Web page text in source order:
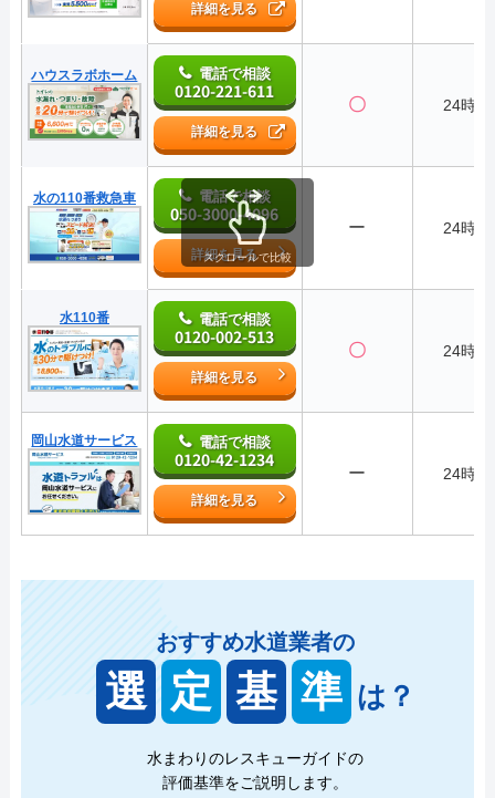
詳細を見る
ハウスラボホーム 電話で相談
0120-221-611
詳細を見る
〇 24時間
水の110番救急車 電話で相談
050-3000-4096
詳細を見る
ー 24時間
水110番 電話で相談
0120-002-513
詳細を見る
〇 24時間
岡山水道サービス 電話で相談
0120-42-1234
詳細を見る
ー 24時間
スクロールで比較
おすすめ水道業者の
選 定 基 準 は？
水まわりのレスキューガイドの
評価基準をご説明します。